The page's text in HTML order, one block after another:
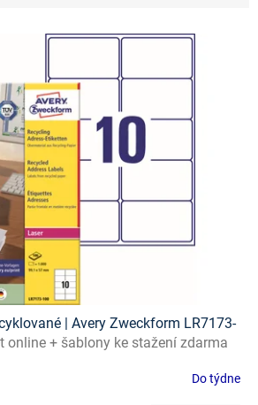
| Avery Zweckform LR7173-
online + šablony ke stažení zdarma
Do týdne